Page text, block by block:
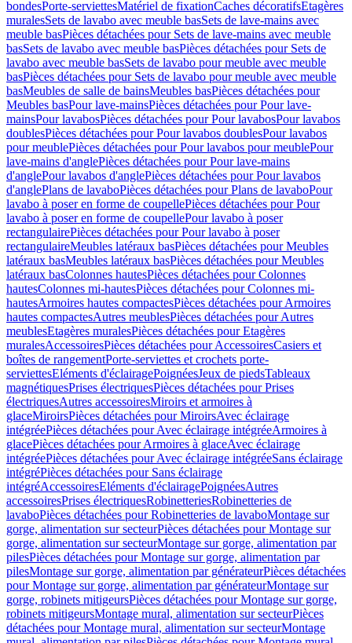
bondesPorte-serviettesMatériel de fixationCaches décoratifsEtagères
muralesSets de lavabo avec meuble basSets de lave-mains avec
meuble basPièces détachées pour Sets de lave-mains avec meuble
basSets de lavabo avec meuble basPièces détachées pour Sets de
lavabo avec meuble basSets de lavabo pour meuble avec meuble
basPièces détachées pour Sets de lavabo pour meuble avec meuble
basMeubles de salle de bainsMeubles basPièces détachées pour
Meubles basPour lave-mainsPièces détachées pour Pour lave-
mainsPour lavabosPièces détachées pour Pour lavabosPour lavabos
doublesPièces détachées pour Pour lavabos doublesPour lavabos
pour meublePièces détachées pour Pour lavabos pour meublePour
lave-mains d'anglePièces détachées pour Pour lave-mains
d'anglePour lavabos d'anglePièces détachées pour Pour lavabos
d'anglePlans de lavaboPièces détachées pour Plans de lavaboPour
lavabo à poser en forme de coupellePièces détachées pour Pour
lavabo à poser en forme de coupellePour lavabo à poser
rectangulairePièces détachées pour Pour lavabo à poser
rectangulaireMeubles latéraux basPièces détachées pour Meubles
latéraux basMeubles latéraux basPièces détachées pour Meubles
latéraux basColonnes hautesPièces détachées pour Colonnes
hautesColonnes mi-hautesPièces détachées pour Colonnes mi-
hautesArmoires hautes compactesPièces détachées pour Armoires
hautes compactesAutres meublesPièces détachées pour Autres
meublesEtagères muralesPièces détachées pour Etagères
muralesAccessoiresPièces détachées pour AccessoiresCasiers et
boîtes de rangementPorte-serviettes et crochets porte-
serviettesEléments d'éclairagePoignéesJeux de piedsTableaux
magnétiquesPrises électriquesPièces détachées pour Prises
électriquesAutres accessoiresMiroirs et armoires à
glaceMiroirsPièces détachées pour MiroirsAvec éclairage
intégréePièces détachées pour Avec éclairage intégréeArmoires à
glacePièces détachées pour Armoires à glaceAvec éclairage
intégréePièces détachées pour Avec éclairage intégréeSans éclairage
intégréPièces détachées pour Sans éclairage
intégréAccessoiresEléments d'éclairagePoignéesAutres
accessoiresPrises électriquesRobinetteriesRobinetteries de
lavaboPièces détachées pour Robinetteries de lavaboMontage sur
gorge, alimentation sur secteurPièces détachées pour Montage sur
gorge, alimentation sur secteurMontage sur gorge, alimentation par
pilesPièces détachées pour Montage sur gorge, alimentation par
pilesMontage sur gorge, alimentation par générateurPièces détachées
pour Montage sur gorge, alimentation par générateurMontage sur
gorge, robinets mitigeursPièces détachées pour Montage sur gorge,
robinets mitigeursMontage mural, alimentation sur secteurPièces
détachées pour Montage mural, alimentation sur secteurMontage